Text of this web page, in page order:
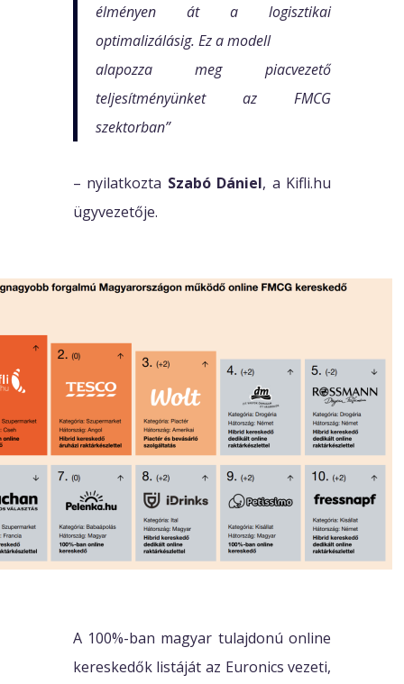
élményen át a logisztikai
optimalizálásig. Ez a modell
alapozza meg piacvezető
teljesítményünket az FMCG
szektorban”
– nyilatkozta Szabó Dániel, a Kifli.hu
ügyvezetője.
A 100%-ban magyar tulajdonú online
kereskedők listáját az Euronics vezeti,